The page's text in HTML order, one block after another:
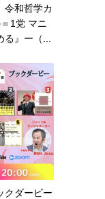
令和哲学カ
1党 マニ
』ー（...
クダービー